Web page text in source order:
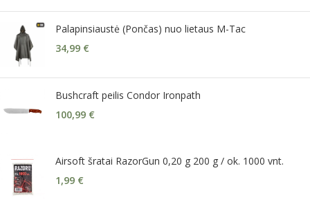
Palapinsiaustė (Pončas) nuo lietaus M-Tac
34,99 €
Bushcraft peilis Condor Ironpath
100,99 €
Airsoft šratai RazorGun 0,20 g 200 g / ok. 1000 vnt.
1,99 €